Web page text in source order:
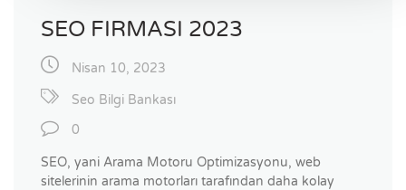
SEO FIRMASI 2023
Nisan 10, 2023
Seo Bilgi Bankası
0
SEO, yani Arama Motoru Optimizasyonu, web
sitelerinin arama motorları tarafından daha kolay